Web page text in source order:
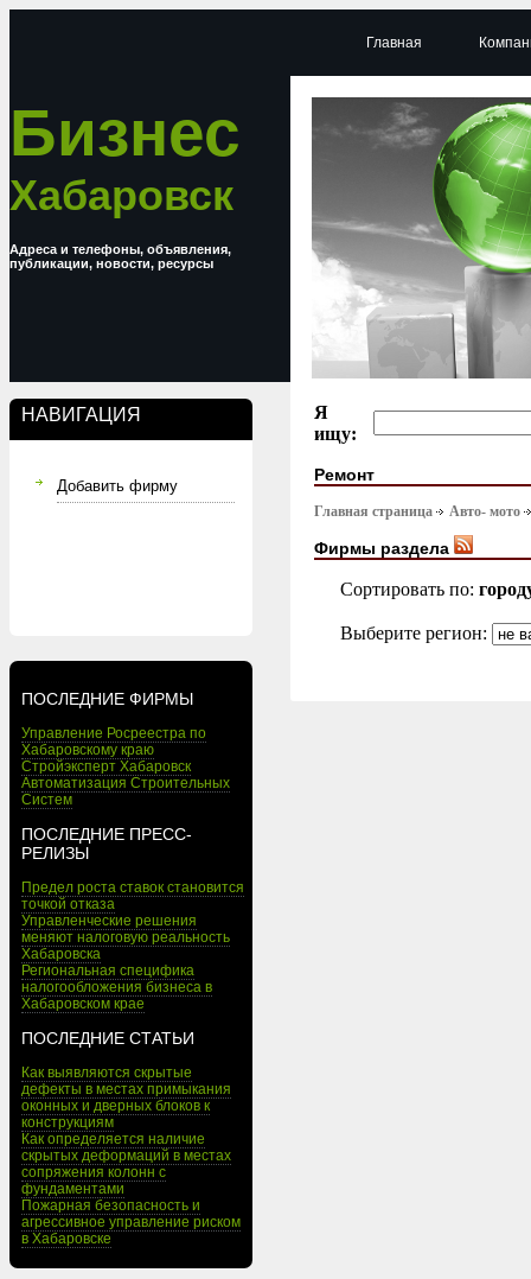
Бизнес
Хабаровск
Адреса и телефоны, объявления,
публикации, новости, ресурсы
НАВИГАЦИЯ
Добавить фирму
ПОСЛЕДНИЕ ФИРМЫ
Управление Росреестра по
Хабаровскому краю
Стройэксперт Хабаровск
Автоматизация Строительных
Систем
ПОСЛЕДНИЕ ПРЕСС-
РЕЛИЗЫ
Предел роста ставок становится
точкой отказа
Управленческие решения
меняют налоговую реальность
Хабаровска
Региональная специфика
налогообложения бизнеса в
Хабаровском крае
ПОСЛЕДНИЕ СТАТЬИ
Как выявляются скрытые
дефекты в местах примыкания
оконных и дверных блоков к
конструкциям
Как определяется наличие
скрытых деформаций в местах
сопряжения колонн с
фундаментами
Пожарная безопасность и
агрессивное управление риском
в Хабаровске
Главная
Я
ищу:
Ремонт
Главная страница Авто- мото
Фирмы раздела
Сортировать по:
Выберите регион: